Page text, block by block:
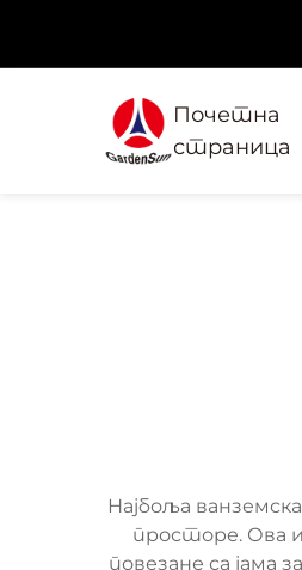
Почетна
страница
Најбоља
просторе. Ова
повезане са јама